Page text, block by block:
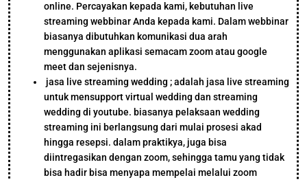
online. Percayakan kepada kami, kebutuhan live
streaming webbinar Anda kepada kami. Dalam webbinar
biasanya dibutuhkan komunikasi dua arah
menggunakan aplikasi semacam zoom atau google
meet dan sejenisnya.
jasa live streaming wedding ; adalah jasa live streaming
untuk mensupport virtual wedding dan streaming
wedding di youtube. biasanya pelaksaan wedding
streaming ini berlangsung dari mulai prosesi akad
hingga resepsi. dalam praktikya, juga bisa
diintregasikan dengan zoom, sehingga tamu yang tidak
bisa hadir bisa menyapa mempelai melalui zoom